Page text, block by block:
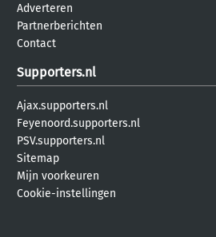
Adverteren
Partnerberichten
Contact
Supporters.nl
Ajax.supporters.nl
Feyenoord.supporters.nl
PSV.supporters.nl
Sitemap
Mijn voorkeuren
Cookie-instellingen